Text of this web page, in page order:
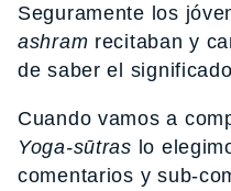
Seguramente los
ashram recitaban y
de saber el
Cuando vamos a
Yoga-sūtras lo
comentarios y sub-